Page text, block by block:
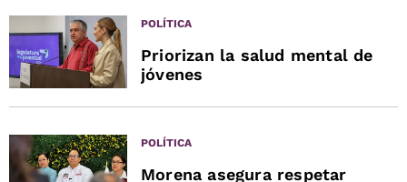
POLÍTICA
Priorizan la salud mental de
jóvenes
POLÍTICA
Morena asegura respetar